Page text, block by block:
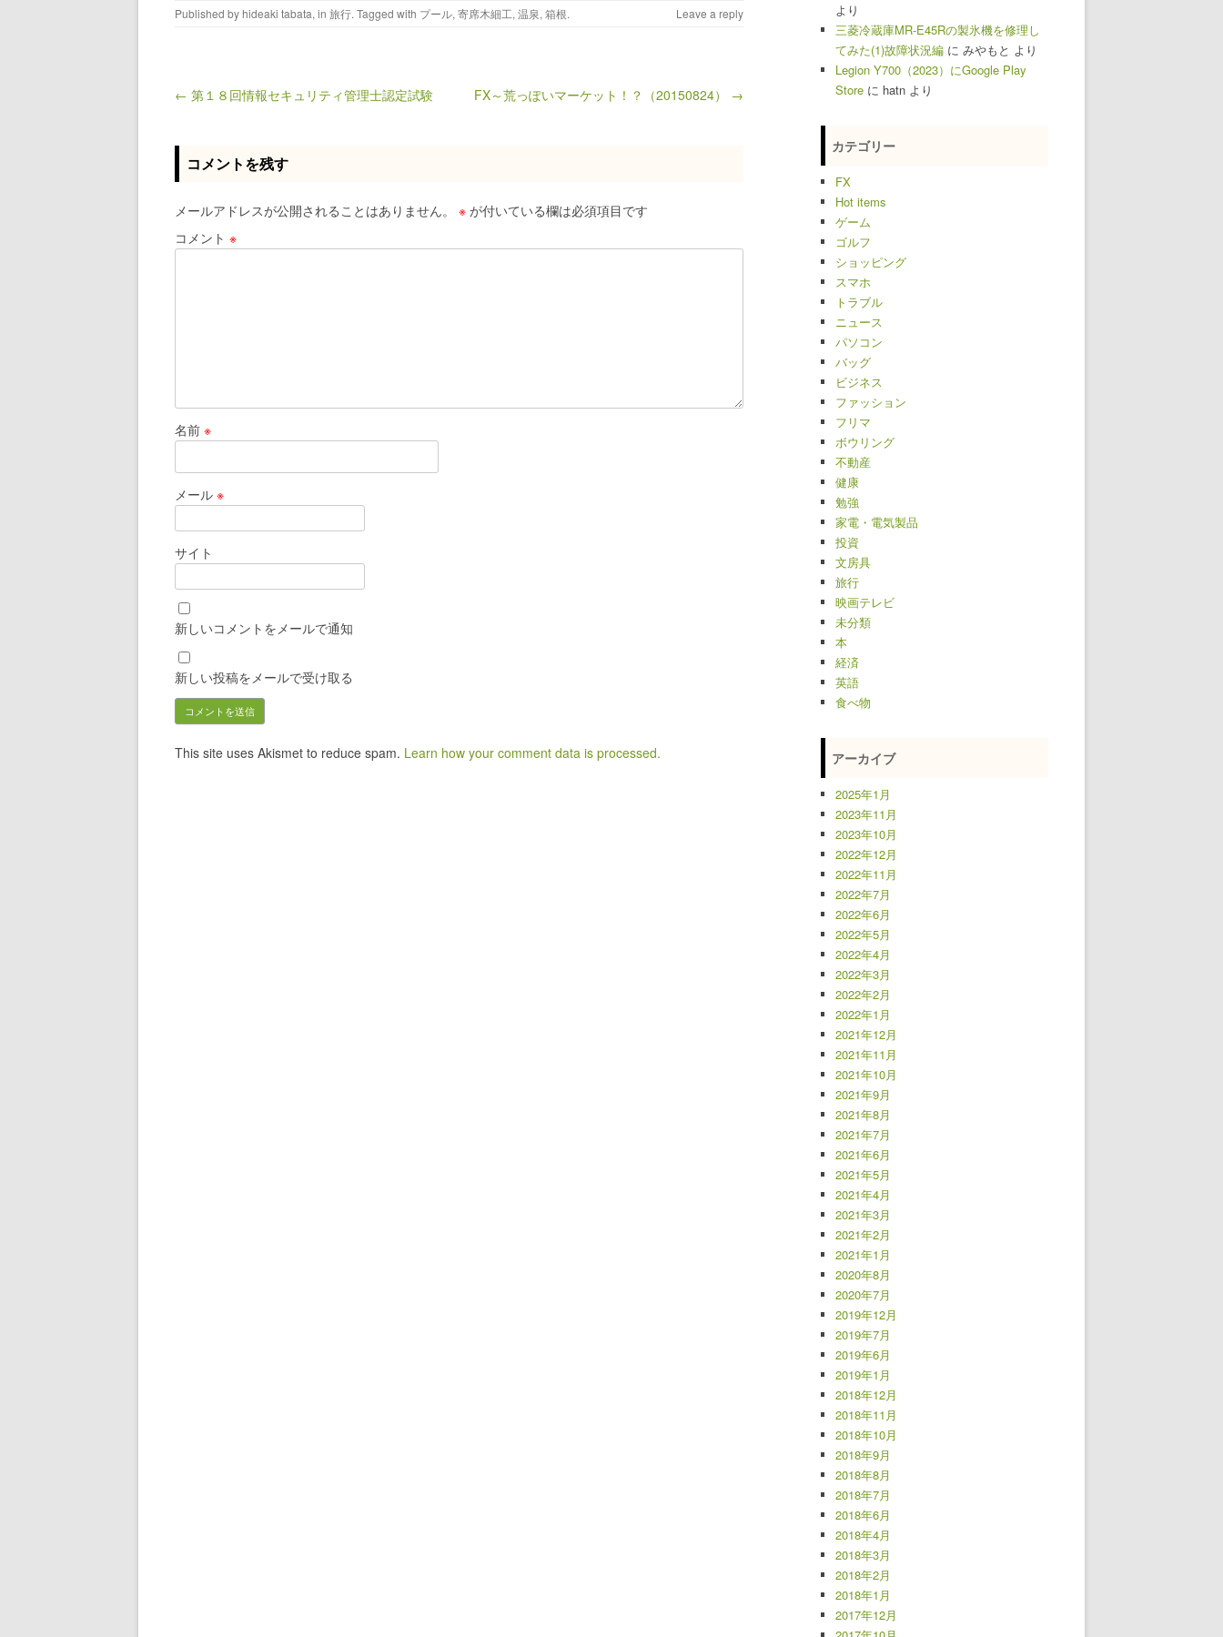
Published by hideaki tabata, in 旅行. Tagged with プール, 寄席木細工, 温泉, 箱根. Leave a reply
Post navigation
← 第１８回情報セキュリティ管理士認定試験 FX～荒っぽいマーケット！？（20150824） →
コメントを残す
メールアドレスが公開されることはありません。 ※ が付いている欄は必須項目です
コメント ※
名前 ※
メール ※
サイト
新しいコメントをメールで通知
新しい投稿をメールで受け取る
This site uses Akismet to reduce spam. Learn how your comment data is processed.
より
三菱冷蔵庫MR-E45Rの製氷機を修理し
てみた(1)故障状況編 に みやもと より
Legion Y700（2023）にGoogle Play
Store に hatn より
カテゴリー
FX
Hot items
ゲーム
ゴルフ
ショッピング
スマホ
トラブル
ニュース
パソコン
バッグ
ビジネス
ファッション
フリマ
ボウリング
不動産
健康
勉強
家電・電気製品
投資
文房具
旅行
映画テレビ
未分類
本
経済
英語
食べ物
アーカイブ
2025年1月
2023年11月
2023年10月
2022年12月
2022年11月
2022年7月
2022年6月
2022年5月
2022年4月
2022年3月
2022年2月
2022年1月
2021年12月
2021年11月
2021年10月
2021年9月
2021年8月
2021年7月
2021年6月
2021年5月
2021年4月
2021年3月
2021年2月
2021年1月
2020年8月
2020年7月
2019年12月
2019年7月
2019年6月
2019年1月
2018年12月
2018年11月
2018年10月
2018年9月
2018年8月
2018年7月
2018年6月
2018年4月
2018年3月
2018年2月
2018年1月
2017年12月